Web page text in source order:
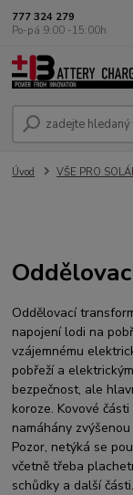
777 324 279
Po-pá 9:00 -15:00h
Úvod VŠE PRO
Oddělovací
napojení lodi na
vzájemnému
pobřeží a
bezpečnost, ale
koroze. Kovové
namáhány
Pozor, netýká se
včetně třeba
schůdky a další části.